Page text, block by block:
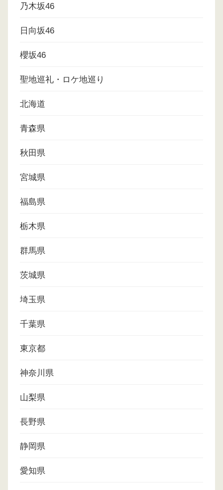
乃木坂46
日向坂46
櫻坂46
聖地巡礼・ロケ地巡り
北海道
青森県
秋田県
宮城県
福島県
栃木県
群馬県
茨城県
埼玉県
千葉県
東京都
神奈川県
山梨県
長野県
静岡県
愛知県